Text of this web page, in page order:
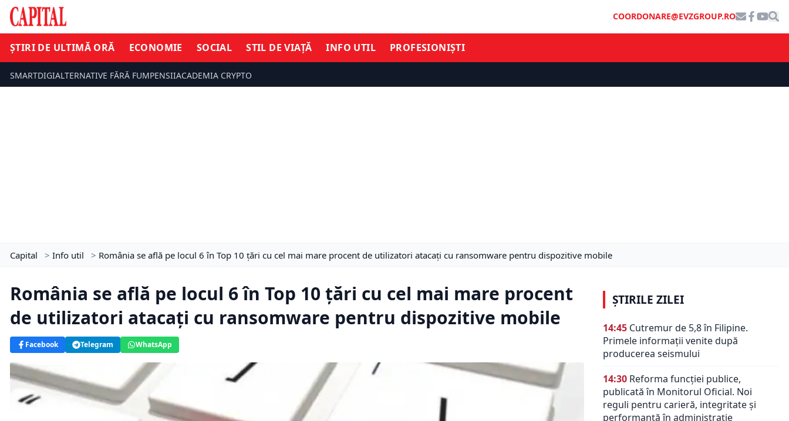
COORDONARE@EVZGROUP.RO
ȘTIRI DE ULTIMĂ ORĂ ECONOMIE SOCIAL STIL DE VIAȚĂ INFO UTIL PROFESIONIȘTI
SMARTDIGIALTERNATIVE FĂRĂ FUMPENSIIACADEMIA CRYPTO
Capital > Info util > România se află pe locul 6 în Top 10 țări cu cel mai mare procent de utilizatori atacați cu ransomware pentru dispozitive mobile
România se află pe locul 6 în Top 10 țări cu cel mai mare procent
de utilizatori atacați cu ransomware pentru dispozitive mobile
Facebook Telegram WhatsApp
ȘTIRILE ZILEI
14:45 Cutremur de 5,8 în Filipine.
Primele informații venite după
producerea seismului
14:30 Reforma funcției publice,
publicată în Monitorul Oficial. Noi
reguli pentru carieră, integritate și
performanță în administrație